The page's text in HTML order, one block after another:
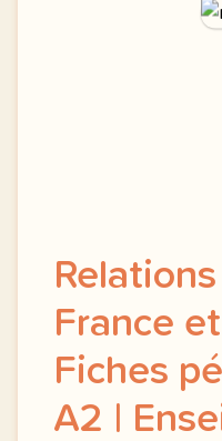
France
Fiches
A2 |